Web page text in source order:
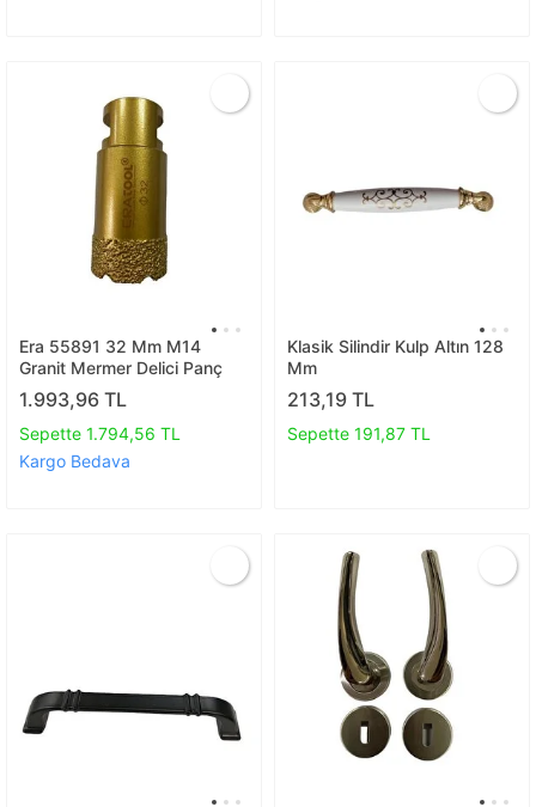
Era 55891 32 Mm M14
Granit Mermer Delici Panç
1.993,96 TL
Sepette 1.794,56 TL
Kargo Bedava
Klasik Silindir Kulp Altın 128
Mm
213,19 TL
Sepette 191,87 TL